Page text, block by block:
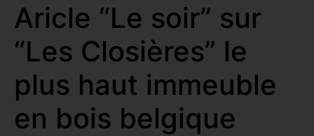
Aricle “Le soir” sur
“Les Closières” le
plus haut immeuble
en bois belgique